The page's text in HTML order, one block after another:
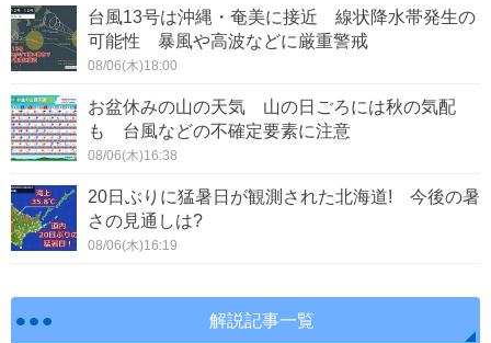
台風13号は沖縄・奄美に接近 線状降水帯発生の
可能性 暴風や高波などに厳重警戒
08/06(木)18:00
お盆休みの山の天気 山の日ごろには秋の気配
も 台風などの不確定要素に注意
08/06(木)16:38
20日ぶりに猛暑日が観測された北海道! 今後の暑
さの見通しは?
08/06(木)16:19
解説記事一覧